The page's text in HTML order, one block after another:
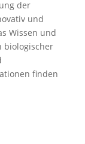
der
und
Wissen und
biologischer
finden